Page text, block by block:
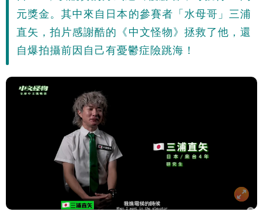
元獎金。其中來自日本的參賽者「水母哥」三浦
直矢，拍片感謝酷的《中文怪物》拯救了他，還
自爆拍攝前因自己有憂鬱症險跳海！